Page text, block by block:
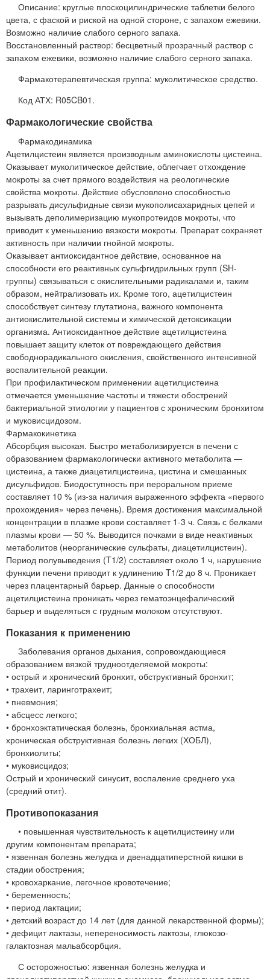
Описание: круглые плоскоцилиндрические таблетки белого
цвета, с фаской и риской на одной стороне, с запахом ежевики.
Возможно наличие слабого серного запаха.
Восстановленный раствор: бесцветный прозрачный раствор с
запахом ежевики, возможно наличие слабого серного запаха.
Фармакотерапевтическая группа: муколитическое средство.
Код АТХ: R05CB01.
Фармакологические свойства
Фармакодинамика
Ацетилцистеин является производным аминокислоты цистеина.
Оказывает муколитическое действие, облегчает отхождение
мокроты за счет прямого воздействия на реологические
свойства мокроты. Действие обусловлено способностью
разрывать дисульфидные связи мукополисахаридных цепей и
вызывать деполимеризацию мукопротеидов мокроты, что
приводит к уменьшению вязкости мокроты. Препарат сохраняет
активность при наличии гнойной мокроты.
Оказывает антиоксидантное действие, основанное на
способности его реактивных сульфгидрильных групп (SH-
группы) связываться с окислительными радикалами и, таким
образом, нейтрализовать их. Кроме того, ацетилцистеин
способствует синтезу глутатиона, важного компонента
антиокислительной системы и химической детоксикации
организма. Антиоксидантное действие ацетилцистеина
повышает защиту клеток от повреждающего действия
свободнорадикального окисления, свойственного интенсивной
воспалительной реакции.
При профилактическом применении ацетилцистеина
отмечается уменьшение частоты и тяжести обострений
бактериальной этиологии у пациентов с хроническим бронхитом
и муковисцидозом.
Фармакокинетика
Абсорбция высокая. Быстро метаболизируется в печени с
образованием фармакологически активного метаболита —
цистеина, а также диацетилцистеина, цистина и смешанных
дисульфидов. Биодоступность при пероральном приеме
составляет 10 % (из-за наличия выраженного эффекта «первого
прохождения» через печень). Время достижения максимальной
концентрации в плазме крови составляет 1-3 ч. Связь с белками
плазмы крови — 50 %. Выводится почками в виде неактивных
метаболитов (неорганические сульфаты, диацетилцистеин).
Период полувыведения (T1/2) составляет около 1 ч, нарушение
функции печени приводит к удлинению T1/2 до 8 ч. Проникает
через плацентарный барьер. Данные о способности
ацетилцистеина проникать через гематоэнцефалический
барьер и выделяться с грудным молоком отсутствуют.
Показания к применению
Заболевания органов дыхания, сопровождающиеся
образованием вязкой трудноотделяемой мокроты:
• острый и хронический бронхит, обструктивный бронхит;
• трахеит, ларинготрахеит;
• пневмония;
• абсцесс легкого;
• бронхоэктатическая болезнь, бронхиальная астма,
хроническая обструктивная болезнь легких (ХОБЛ),
бронхиолиты;
• муковисцидоз;
Острый и хронический синусит, воспаление среднего уха
(средний отит).
Противопоказания
• повышенная чувствительность к ацетилцистеину или
другим компонентам препарата;
• язвенная болезнь желудка и двенадцатиперстной кишки в
стадии обострения;
• кровохаркание, легочное кровотечение;
• беременность;
• период лактации;
• детский возраст до 14 лет (для данной лекарственной формы);
• дефицит лактазы, непереносимость лактозы, глюкозо-
галактозная мальабсорбция.
С осторожностью: язвенная болезнь желудка и